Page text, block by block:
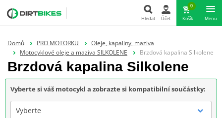
Hledat Účet
0
Košík Menu
Domů PRO MOTORKU
Oleje, kapaliny, maziva
Motocyklové oleje a maziva SILKOLENE
Brzdová kapalina Silkolene
Brzdová kapalina Silkolene
Vyberte si váš motocykl a zobrazte si kompatibilní součástky:
Vyberte